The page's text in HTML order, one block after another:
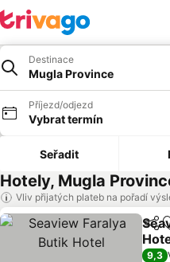
Destinace
Mugla Province
Příjezd/odjezd
Vybrat termín
Seřadit
Hotely, Mugla
Vliv přijatých plateb na pořadí
9,3